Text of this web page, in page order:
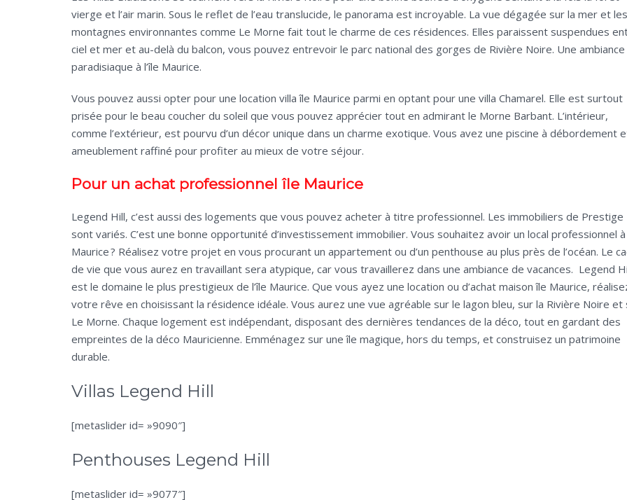
vierge et l’air marin. Sous le reflet de l’eau translucide, le panorama est incroyable. La vue dégagée sur la mer et les
montagnes environnantes comme Le Morne fait tout le charme de ces résidences. Elles paraissent suspendues
ciel et mer et au-delà du balcon, vous pouvez entrevoir le parc national des gorges de Rivière Noire. Une ambiance
paradisiaque à l’île Maurice.
Vous pouvez aussi opter pour une location villa île Maurice parmi en optant pour une villa Chamarel. Elle est surtout
prisée pour le beau coucher du soleil que vous pouvez apprécier tout en admirant le Morne Barbant. L’intérieur,
comme l’extérieur, est pourvu d’un décor unique dans un charme exotique. Vous avez une piscine à débordement
ameublement raffiné pour profiter au mieux de votre séjour.
Pour un achat professionnel île Maurice
Legend Hill, c’est aussi des logements que vous pouvez acheter à titre professionnel. Les immobiliers de Prestige
sont variés. C’est une bonne opportunité d’investissement immobilier. Vous souhaitez avoir un local professionnel à
Maurice ? Réalisez votre projet en vous procurant un appartement ou d’un penthouse au plus près de l’océan. Le
de vie que vous aurez en travaillant sera atypique, car vous travaillerez dans une ambiance de vacances. Legend
est le domaine le plus prestigieux de l’île Maurice. Que vous ayez une location ou d’achat maison île Maurice,
votre rêve en choisissant la résidence idéale. Vous aurez une vue agréable sur le lagon bleu, sur la Rivière Noire et
Le Morne. Chaque logement est indépendant, disposant des dernières tendances de la déco, tout en gardant des
empreintes de la déco Mauricienne. Emménagez sur une île magique, hors du temps, et construisez un patrimoine
durable.
Villas Legend Hill
[metaslider id= »9090″]
Penthouses Legend Hill
[metaslider id= »9077″]